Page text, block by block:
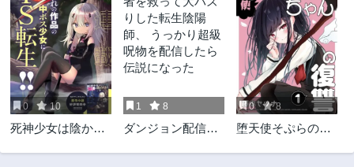
11ヶ月前 1年前
第56話
1年前
第55話
1年前
第54話
1年前
第53話
第52話
2年前
第51話
2年前
第50話 第49話
0 10
死神少女は陰から
1 8
ダンジョン配信者
0 8
堕天使そぷらのち